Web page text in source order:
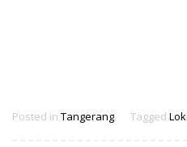
Posted in Tangerang Tagged